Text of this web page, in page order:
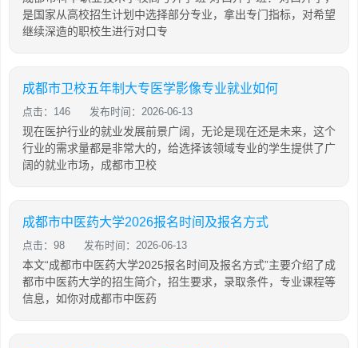
是国家从高校招生计划中选择部分专业，拿出专门指标，对希望
继续深造的职校生进行对口专
成都市卫校五年制大专医学影像专业就业如何
点击：146 发布时间：2026-06-13
现在医护行业的就业发展前景广阔，无论是现在还是未来，这个
行业的需求量都是非常大的，给选择该领域专业的学生提供了广
阔的就业市场，成都市卫校
成都市中医药大学2026报名时间及报名方式
点击：98 发布时间：2026-06-13
本文“成都市中医药大学2025报名时间及报名方式”主要介绍了成
都市中医药大学的招生简介，招生要求，录取条件，专业课程等
信息，如你对成都市中医药